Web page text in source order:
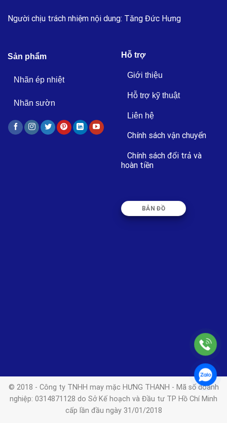
Người chịu trách nhiệm nội dung: Tăng Đức Hưng
Sản phẩm
Nhãn ép nhiệt
Nhãn sườn
Hỗ trợ
Giới thiệu
Hỗ trợ kỹ thuật
Liên hệ
Chính sách vận chuyển
Chính sách đổi trả và
hoàn tiền
BẢN ĐỒ
© 2018 - Công ty TNHH may mặc HƯNG THANH - Mã số doanh
nghiệp: 0314871128 do Sở Kế hoạch và Đầu tư TP Hồ Chí Minh
cấp lần đầu ngày 31/01/2018